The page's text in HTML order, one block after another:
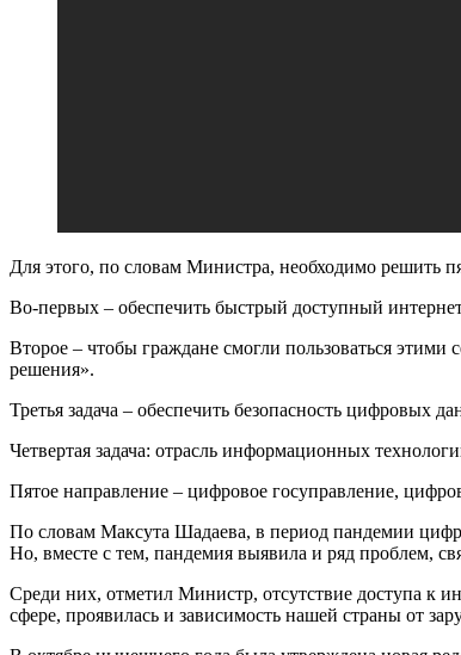
Для этого, по словам Министра, необходимо решить
Во‑первых – обеспечить быстрый доступный
Второе – чтобы граждане смогли пользоваться
решения».
Третья задача – обеспечить безопасность цифровых
Четвертая задача: отрасль информационных
Пятое направление – цифровое госуправление,
По словам Максута Шадаева, в период пандемии
Но, вместе с тем, пандемия выявила и ряд проблем,
Среди них, отметил Министр, отсутствие доступа к
сфере, проявилась и зависимость нашей страны от